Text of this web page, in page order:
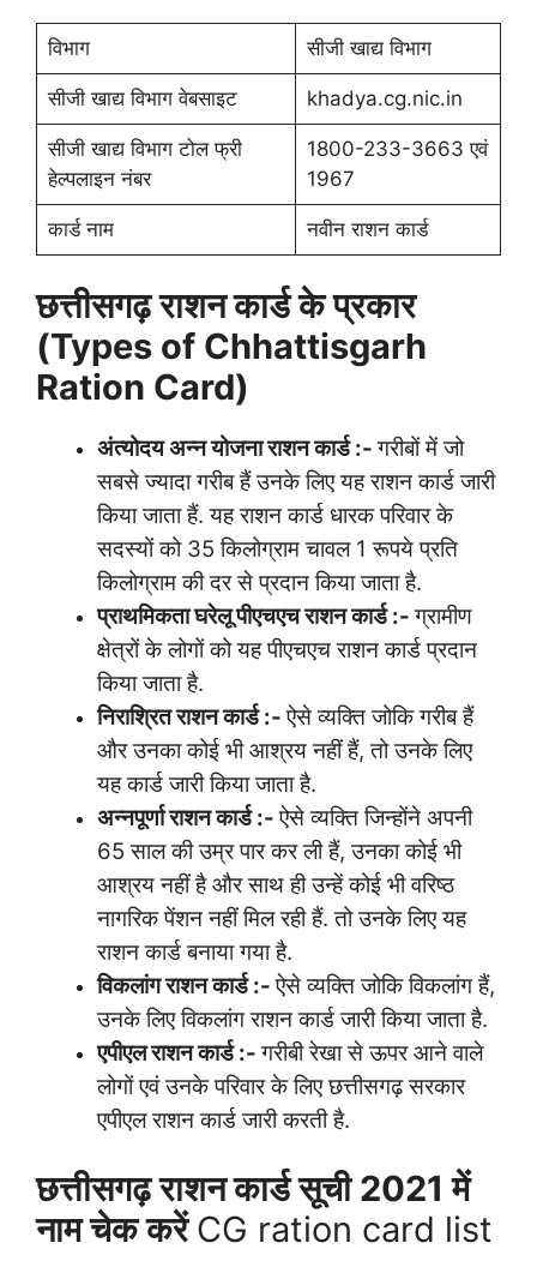
विभाग सीजी खाद्य विभाग
सीजी खाद्य विभाग वेबसाइट khadya.cg.nic.in
सीजी खाद्य विभाग टोल फ्री
हेल्पलाइन नंबर
1800-233-3663 एवं
1967
कार्ड नाम नवीन राशन कार्ड
छत्तीसगढ़ राशन कार्ड के प्रकार
(Types of Chhattisgarh
Ration Card)
अंत्योदय अन्न योजना राशन कार्ड :-गरीबों में जो
सबसे ज्यादा गरीब हैं उनके लिए यह राशन कार्ड जारी
किया जाता हैं. यह राशन कार्ड धारक परिवार के
सदस्यों को 35 किलोग्राम चावल 1 रूपये प्रति
किलोग्राम की दर से प्रदान किया जाता है.
प्राथमिकता घरेलू पीएचएच राशन कार्ड :-ग्रामीण
क्षेत्रों के लोगों को यह पीएचएच राशन कार्ड प्रदान
किया जाता है.
निराश्रित राशन कार्ड :-ऐसे व्यक्ति जोकि गरीब हैं
और उनका कोई भी आश्रय नहीं हैं, तो उनके लिए
यह कार्ड जारी किया जाता है.
अन्नपूर्णा राशन कार्ड :-ऐसे व्यक्ति जिन्होंने अपनी
65 साल की उम्र पार कर ली हैं, उनका कोई भी
आश्रय नहीं है और साथ ही उन्हें कोई भी वरिष्ठ
नागरिक पेंशन नहीं मिल रही हैं. तो उनके लिए यह
राशन कार्ड बनाया गया है.
विकलांग राशन कार्ड :-ऐसे व्यक्ति जोकि विकलांग हैं,
उनके लिए विकलांग राशन कार्ड जारी किया जाता है.
एपीएल राशन कार्ड :-गरीबी रेखा से ऊपर आने वाले
लोगों एवं उनके परिवार के लिए छत्तीसगढ़ सरकार
एपीएल राशन कार्ड जारी करती है.
छत्तीसगढ़ राशन कार्ड सूची 2021 में
नाम चेक करें CG ration card list